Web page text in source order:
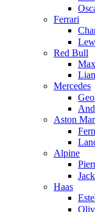
Ferrari
Red Bull
Mercedes
Aston
Alpine
Haas